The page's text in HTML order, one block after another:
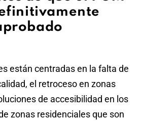
están centradas en la falta de
el retroceso en zonas
de accesibilidad en los
zonas residenciales que son